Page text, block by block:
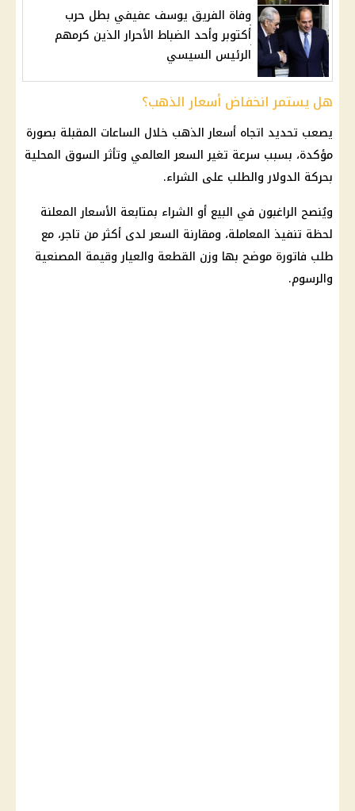
وفاة الفريق يوسف عفيفي بطل حرب
أكتوبر وأحد الضباط الأحرار الذين كرمهم
الرئيس السيسي
هل يستمر انخفاض أسعار الذهب؟
يصعب تحديد اتجاه أسعار الذهب خلال الساعات المقبلة بصورة
مؤكدة، بسبب سرعة تغير السعر العالمي وتأثر السوق المحلية
بحركة الدولار والطلب على الشراء.
ويُنصح الراغبون في البيع أو الشراء بمتابعة الأسعار المعلنة
لحظة تنفيذ المعاملة، ومقارنة السعر لدى أكثر من تاجر، مع
طلب فاتورة موضح بها وزن القطعة والعيار وقيمة المصنعية
والرسوم.